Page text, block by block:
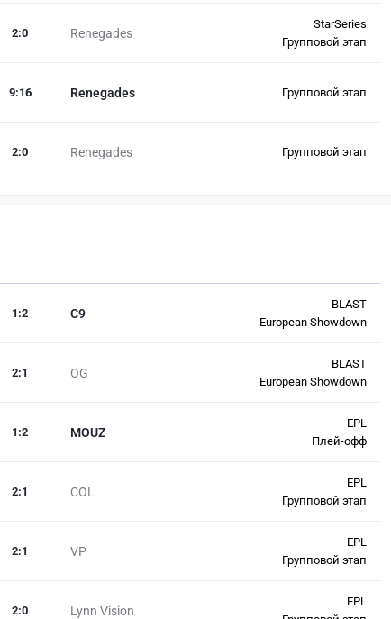
Renegades
2:0
StarSeries
Групповой этап
Renegades
9:16 Групповой этап
Renegades
2:0 Групповой этап
C9
1 :2
BLAST
European Showdown
OG
2:1
BLAST
European Showdown
MOUZ
1 :2
EPL
Плей-офф
COL
2:1
EPL
Групповой этап
VP
2:1
EPL
Групповой этап
Lynn Vision
2:0
EPL